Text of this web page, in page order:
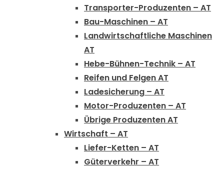
Transporter-Produzenten – AT
Bau-Maschinen – AT
Landwirtschaftliche Maschinen
AT
Hebe-Bühnen-Technik – AT
Reifen und Felgen AT
Ladesicherung – AT
Motor-Produzenten – AT
Übrige Produzenten AT
Wirtschaft – AT
Liefer-Ketten – AT
Güterverkehr – AT